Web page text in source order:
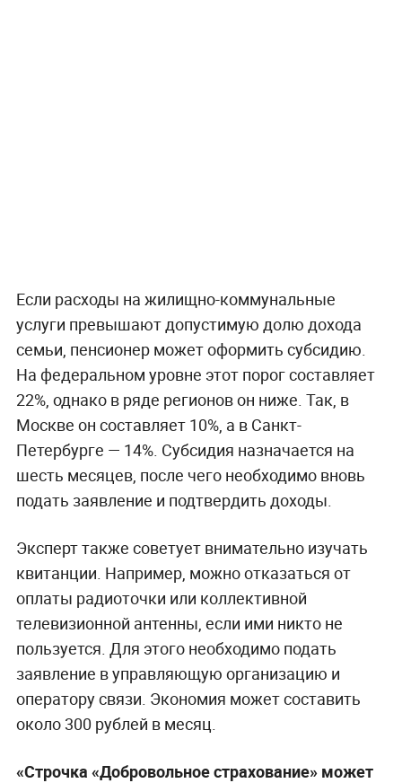
Если расходы на жилищно-коммунальные
услуги превышают допустимую долю дохода
семьи, пенсионер может оформить субсидию.
На федеральном уровне этот порог составляет
22%, однако в ряде регионов он ниже. Так, в
Москве он составляет 10%, а в Санкт-
Петербурге — 14%. Субсидия назначается на
шесть месяцев, после чего необходимо вновь
подать заявление и подтвердить доходы.
Эксперт также советует внимательно изучать
квитанции. Например, можно отказаться от
оплаты радиоточки или коллективной
телевизионной антенны, если ими никто не
пользуется. Для этого необходимо подать
заявление в управляющую организацию и
оператору связи. Экономия может составить
около 300 рублей в месяц.
«Строчка «Добровольное страхование» может